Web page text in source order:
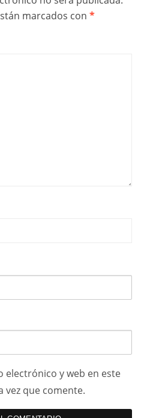
marcados con *
y web en este
vez que comente.